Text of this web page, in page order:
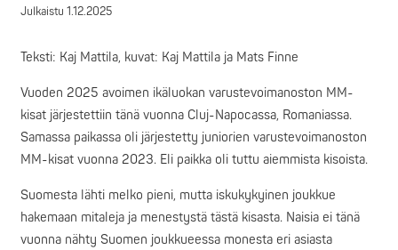
Julkaistu 1.12.2025
Teksti: Kaj Mattila, kuvat: Kaj Mattila ja Mats Finne
Vuoden 2025 avoimen ikäluokan varustevoimanoston MM-
kisat järjestettiin tänä vuonna Cluj-Napocassa, Romaniassa.
Samassa paikassa oli järjestetty juniorien varustevoimanoston
MM-kisat vuonna 2023. Eli paikka oli tuttu aiemmista kisoista.
Suomesta lähti melko pieni, mutta iskukykyinen joukkue
hakemaan mitaleja ja menestystä tästä kisasta. Naisia ei tänä
vuonna nähty Suomen joukkueessa monesta eri asiasta